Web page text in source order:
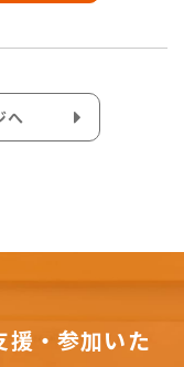
へ
援・参加いた